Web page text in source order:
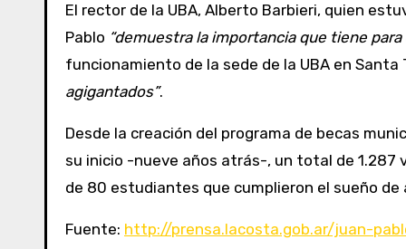
El rector de la UBA, Alberto Barbieri, quien
Pablo “demuestra la importancia que tiene
funcionamiento de la sede de la UBA en Santa
agigantados”.
Desde la creación del programa de becas
su inicio -nueve años atrás-, un total de 1.287
de 80 estudiantes que cumplieron el sueño
Fuente: http://prensa.lacosta.gob.ar/juan-